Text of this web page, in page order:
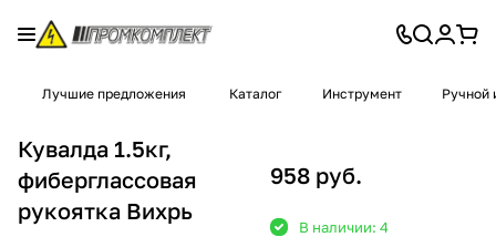
Лучшие предложения Каталог Инструмент Ручной
Кувалда 1.5кг,
фиберглассовая
рукоятка Вихрь
958 руб.
В наличии: 4